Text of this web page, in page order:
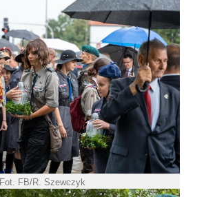
Fot. FB/R. Szewczyk